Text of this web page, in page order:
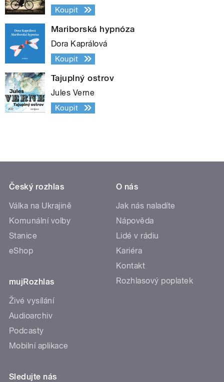
Koupit
Mariborská hypnóza
Dora Kaprálová
Koupit
Tajuplný ostrov
Jules Verne
Koupit
Český rozhlas
Válka na Ukrajině
Komunální volby
Stanice
eShop
mujRozhlas
Živé vysílání
Audioarchiv
Podcasty
Mobilní aplikace
O nás
Jak nás naladíte
Nápověda
Lidé v rádiu
Kariéra
Kontakt
Rozhlasový poplatek
Sledujte nás